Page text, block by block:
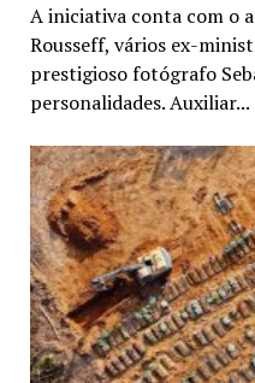
A iniciativa conta com o
Rousseff, vários ex-
prestigioso fotógrafo
personalidades. Auxiliar...